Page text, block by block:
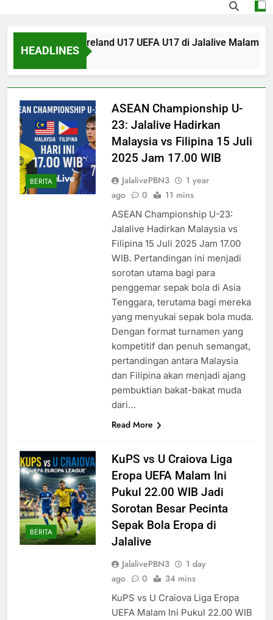
HEADLINES
Kosovo U17 vs Ireland U17 UEFA U17 di Jalalive Malam Ini
BERITA
ASEAN Championship U-
23: Jalalive Hadirkan
Malaysia vs Filipina 15 Juli
2025 Jam 17.00 WIB
JalalivePBN3
1 year
ago
0 11 mins
ASEAN Championship U-23:
Jalalive Hadirkan Malaysia vs
Filipina 15 Juli 2025 Jam 17.00
WIB. Pertandingan ini menjadi
sorotan utama bagi para
penggemar sepak bola di Asia
Tenggara, terutama bagi mereka
yang menyukai sepak bola muda.
Dengan format turnamen yang
kompetitif dan penuh semangat,
pertandingan antara Malaysia
dan Filipina akan menjadi ajang
pembuktian bakat-bakat muda
dari…
Read More
BERITA
KuPS vs U Craiova Liga
Eropa UEFA Malam Ini
Pukul 22.00 WIB Jadi
Sorotan Besar Pecinta
Sepak Bola Eropa di
Jalalive
JalalivePBN3
1 day
ago
0 34 mins
KuPS vs U Craiova Liga Eropa
UEFA Malam Ini Pukul 22.00 WIB